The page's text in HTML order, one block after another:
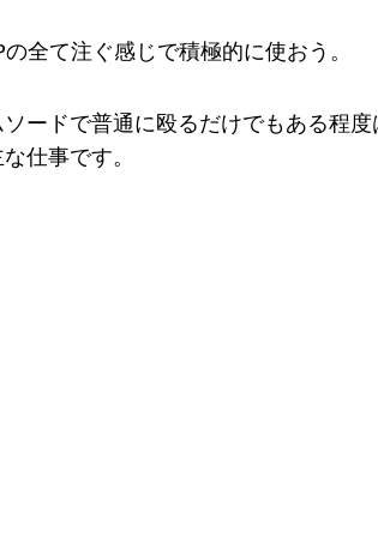
全て注ぐ感じで積極的に使おう。
ードで普通に殴るだけでもある程
仕事です。